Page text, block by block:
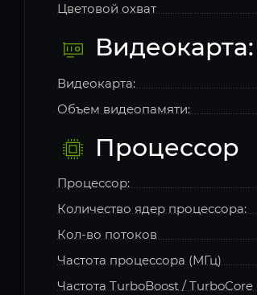
Цветовой охват
Видеокарта:
Видеокарта:
Объем видеопамяти:
Процессор
Процессор:
Количество ядер процессора:
Кол-во потоков
Частота процессора (МГц)
Частота TurboBoost / TurboCore